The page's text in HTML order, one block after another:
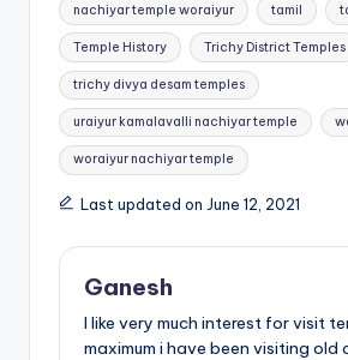
nachiyar temple woraiyur tamil
Temple History Trichy District Temples
trichy divya desam temples
uraiyur kamalavalli nachiyar temple
woraiyur nachiyar temple
Last updated on June 12, 2021
Ganesh
I like very much interest for visit
maximum i have been visiting old